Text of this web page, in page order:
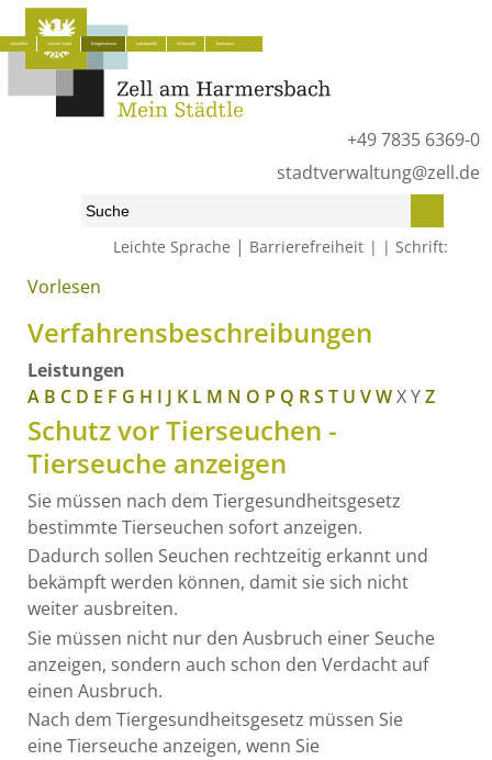
+49 7835 6369-0
stadtverwaltung@zell.de
Leichte Sprache | Barrierefreiheit Schrift:
Aktuelles Unsere Stadt Bürgerservice Lokalpolitik Wirtschaft Tourismus
Start» Bürgerservice »
Vorlesen
Verfahrensbeschreibungen
Leistungen
A B C D E F G H I J K L M N O P Q RS T U VWXYZ
Schutz vor Tierseuchen -
Tierseuche anzeigen
Sie müssen nach dem Tiergesundheitsgesetz
bestimmte Tierseuchen sofort anzeigen.
Dadurch sollen Seuchen rechtzeitig erkannt und
bekämpft werden können, damit sie sich nicht
weiter ausbreiten.
Sie müssen nicht nur den Ausbruch einer Seuche
anzeigen, sondern auch schon den Verdacht auf
einen Ausbruch.
Nach dem Tiergesundheitsgesetz müssen Sie
eine Tierseuche anzeigen, wenn Sie